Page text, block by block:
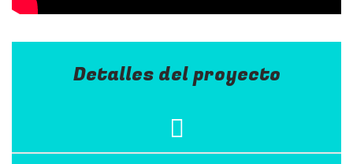
Detalles del proyecto